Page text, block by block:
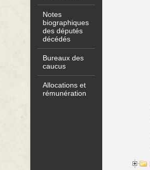
Notes
biographiques
des députés
décédés
Bureaux des
caucus
Allocations et
rémunération